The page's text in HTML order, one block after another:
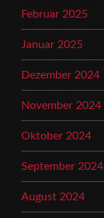
Februar 2025
Januar 2025
Dezember 2024
November 2024
Oktober 2024
September 2024
August 2024